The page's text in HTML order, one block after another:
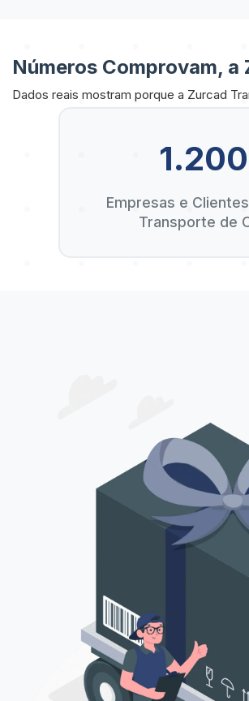
Números Comprovam,
Dados reais mostram porque a Zurcad
Empresas e
Transporte de